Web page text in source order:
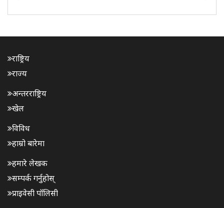
व्यवस्थापनबारे विस्तृत छलफल गरिएको छ। ..
राष्ट्रिय
राज्य
अन्तरराष्ट्रिय
खेल
विविध
हाम्रो बारेमा
हमारे लेखक
सम्पर्क गर्नुहोस्
प्राइवेसी पॉलिसी